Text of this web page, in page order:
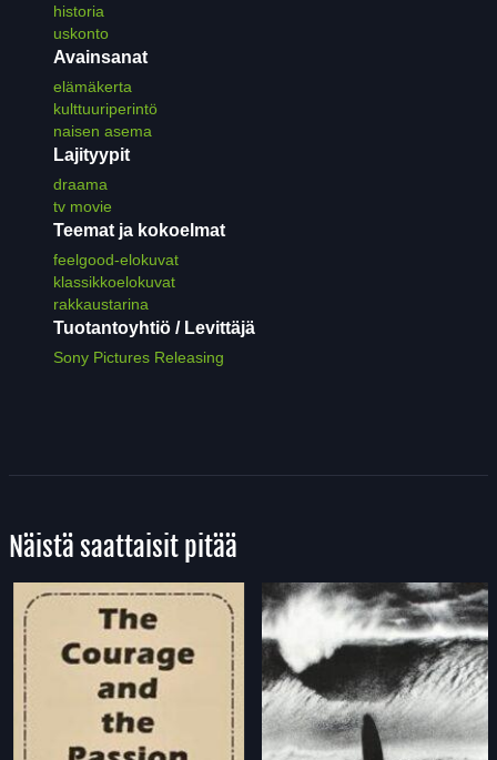
historia
uskonto
Avainsanat
elämäkerta
kulttuuriperintö
naisen asema
Lajityypit
draama
tv movie
Teemat ja kokoelmat
feelgood-elokuvat
klassikkoelokuvat
rakkaustarina
Tuotantoyhtiö / Levittäjä
Sony Pictures Releasing
Näistä saattaisit pitää